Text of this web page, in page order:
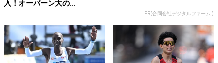
入！オーバーン大の...
PR(合同会社デジタルファーム )